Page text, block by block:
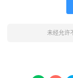
未经允许